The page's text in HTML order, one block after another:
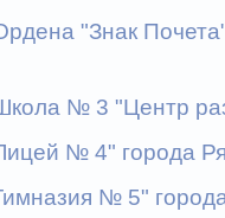
"Знак
№ 3 "Центр
№ 4" города
№ 5"